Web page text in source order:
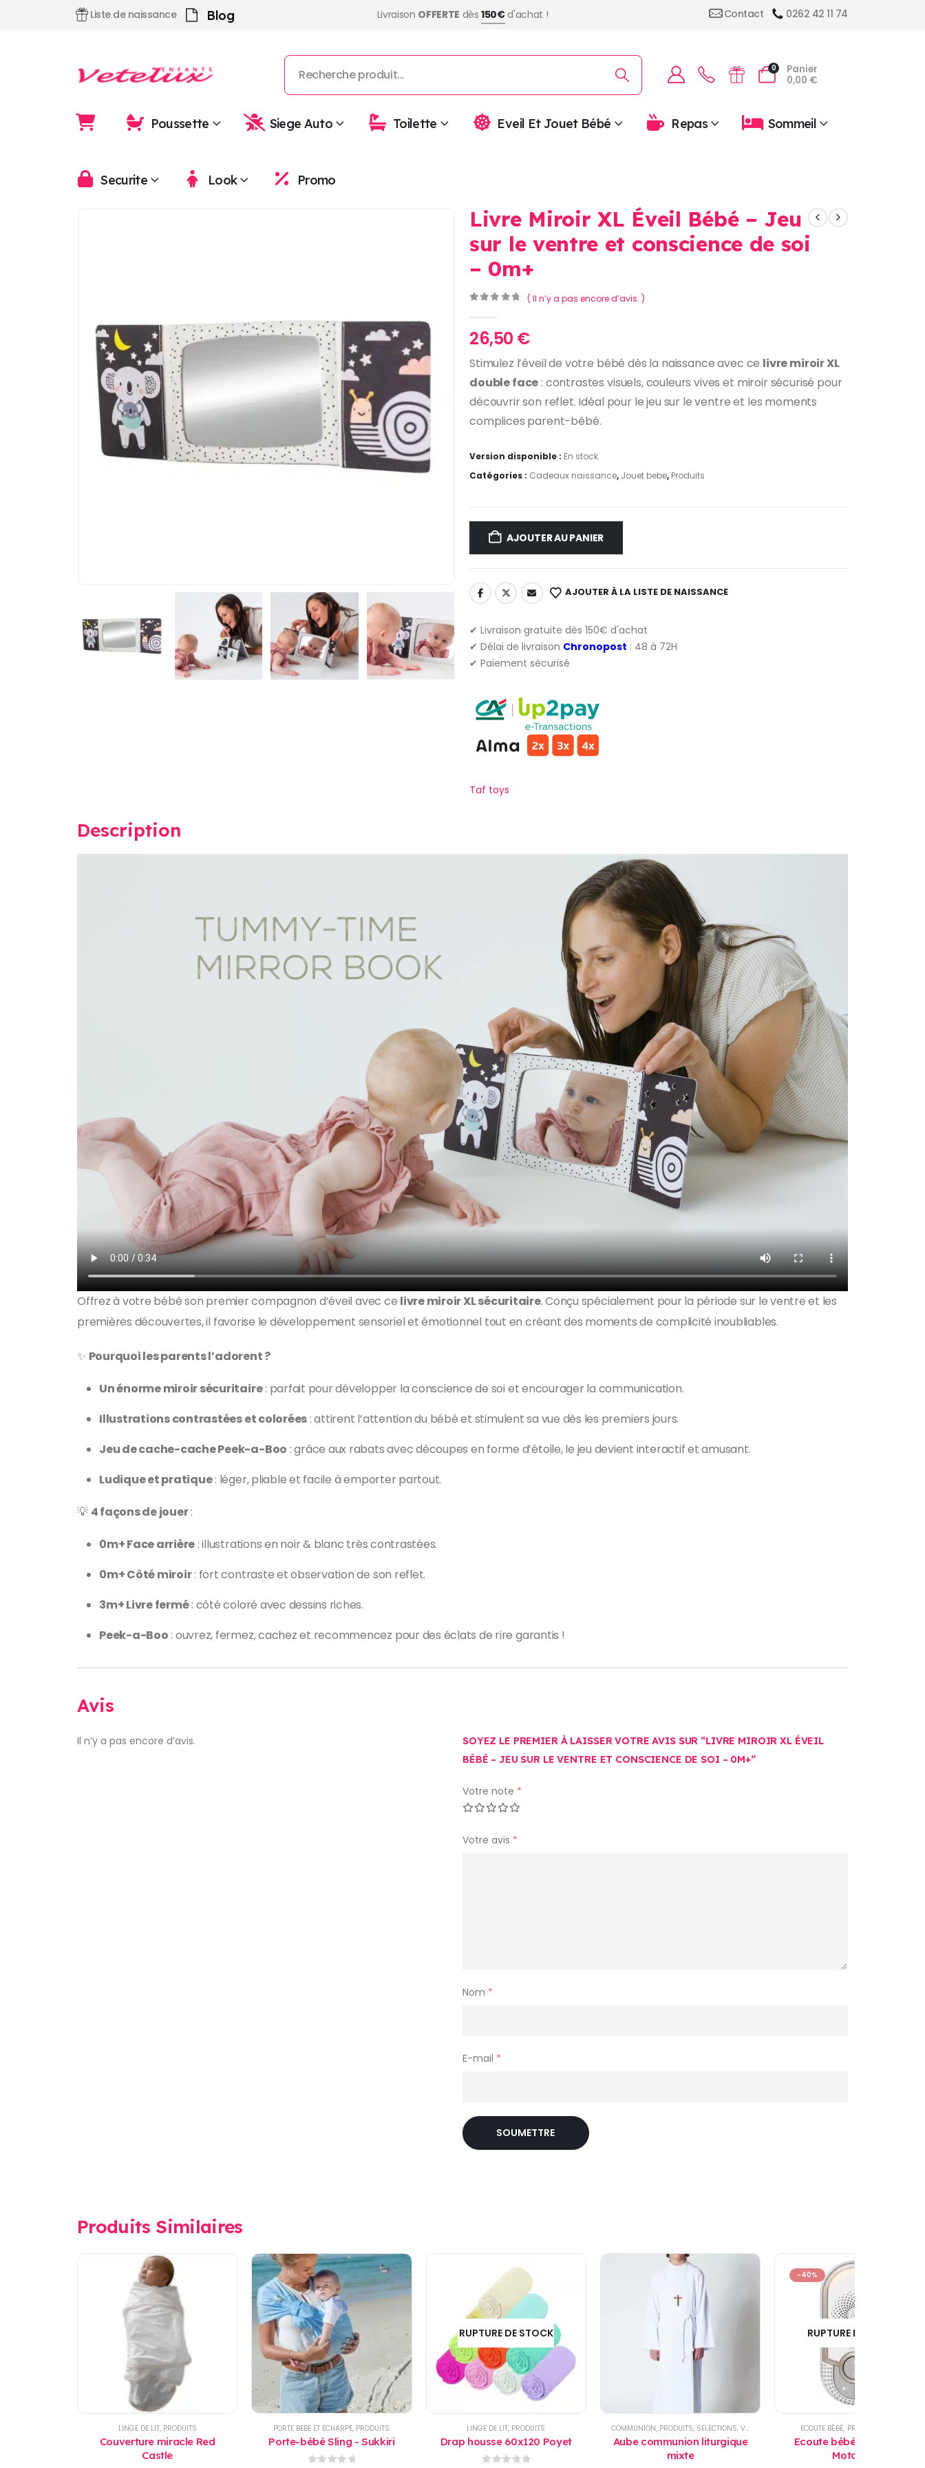
Liste de naissance Blog Livraison OFFERTE dès150€d'achat ! Contact 0262 42 11 74
0
Panier
0,00 €
Poussette Siege Auto Toilette Eveil Et Jouet Bébé Repas Sommeil
Securite Look Promo
Livre Miroir XL Éveil Bébé – Jeu
sur le ventre et conscience de soi
– 0m+
( Il n’y a pas encore d’avis. )
26,50 €
Stimulez l’éveil de votre bébé dès la naissance avec ce livre miroir XL
double face : contrastes visuels, couleurs vives et miroir sécurisé pour
découvrir son reflet. Idéal pour le jeu sur le ventre et les moments
complices parent-bébé.
Version disponible : En stock
Catégories : Cadeaux naissance, Jouet bebe, Produits
AJOUTER AU PANIER
AJOUTER À LA LISTE DE NAISSANCE
✔ Livraison gratuite dès 150€ d'achat
✔ Délai de livraison Chronopost : 48 à 72H
✔ Paiement sécurisé
Taf toys
Description
Offrez à votre bébé son premier compagnon d’éveil avec ce livre miroir XL sécuritaire. Conçu spécialement pour la période sur le ventre et les
premières découvertes, il favorise le développement sensoriel et émotionnel tout en créant des moments de complicité inoubliables.
✨ Pourquoi les parents l’adorent ?
Un énorme miroir sécuritaire: parfait pour développer la conscience de soi et encourager la communication.
Illustrations contrastées et colorées : attirent l’attention du bébé et stimulent sa vue dès les premiers jours.
Jeu de cache-cache Peek-a-Boo : grâce aux rabats avec découpes en forme d’étoile, le jeu devient interactif et amusant.
Ludique et pratique: léger, pliable et facile à emporter partout.
💡 4 façons de jouer:
0m+ Face arrière : illustrations en noir & blanc très contrastées.
0m+ Côté miroir: fort contraste et observation de son reflet.
3m+ Livre fermé: côté coloré avec dessins riches.
Peek-a-Boo : ouvrez, fermez, cachez et recommencez pour des éclats de rire garantis !
Avis
Il n’y a pas encore d’avis.
SOYEZ LE PREMIER À LAISSER VOTRE AVIS SUR “LIVRE MIROIR XL ÉVEIL
BÉBÉ – JEU SUR LE VENTRE ET CONSCIENCE DE SOI – 0M+”
Votre note *
Votre avis *
Nom *
E-mail *
Produits Similaires
LINGE DE LIT, PRODUITS
Couverture miracle Red
Castle
PORTE BEBE ET ECHARPE, PRODUITS
Porte-bébé Sling - Sukkiri
RUPTURE DE STOCK
LINGE DE LIT, PRODUITS
Drap housse 60x120 Poyet
COMMUNION, PRODUITS, SELECTIONS, VÊTEMENT ENFANTS
Aube communion liturgique
mixte
-40%
RUPTURE DE STOCK
ECOUTE BÉBÉ, PRODUITS
Ecoute bébé wifi MBP162
Motorola